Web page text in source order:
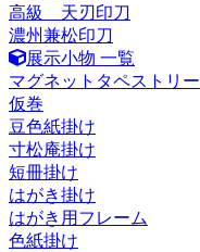
高級 天刃印刀
濃州兼松印刀
展示小物 一覧
マグネットタペストリー
仮巻
豆色紙掛け
寸松庵掛け
短冊掛け
はがき掛け
はがき用フレーム
色紙掛け